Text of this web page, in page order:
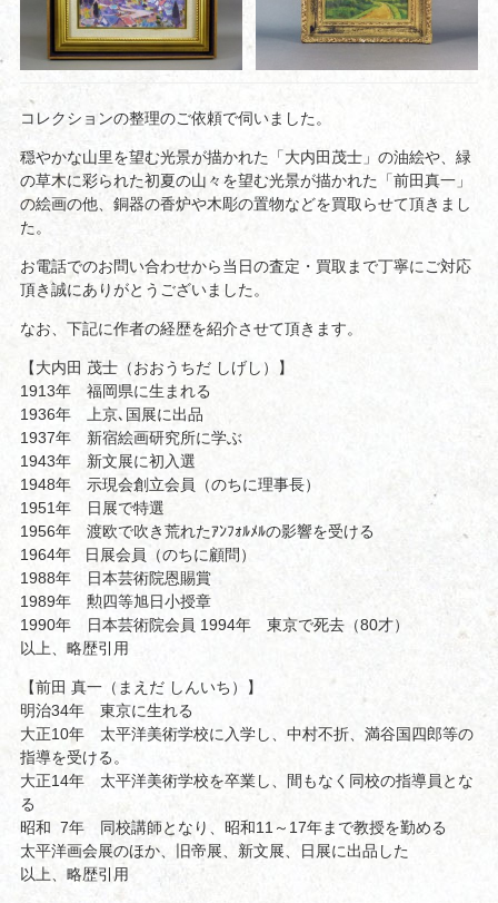
コレクションの整理のご依頼で伺いました。
穏やかな山里を望む光景が描かれた「大内田茂士」の油絵や、緑
の草木に彩られた初夏の山々を望む光景が描かれた「前田真一」
の絵画の他、銅器の香炉や木彫の置物などを買取らせて頂きまし
た。
お電話でのお問い合わせから当日の査定・買取まで丁寧にご対応
頂き誠にありがとうございました。
なお、下記に作者の経歴を紹介させて頂きます。
【大内田 茂士（おおうちだ しげし）】
1913年 福岡県に生まれる
1936年 上京､国展に出品
1937年 新宿絵画研究所に学ぶ
1943年 新文展に初入選
1948年 示現会創立会員（のちに理事長）
1951年 日展で特選
1956年 渡欧で吹き荒れたｱﾝﾌｫﾙﾒﾙの影響を受ける
1964年 日展会員（のちに顧問）
1988年 日本芸術院恩賜賞
1989年 勲四等旭日小授章
1990年 日本芸術院会員 1994年 東京で死去（80才）
以上、略歴引用
【前田 真一（まえだ しんいち）】
明治34年 東京に生れる
大正10年 太平洋美術学校に入学し、中村不折、満谷国四郎等の
指導を受ける。
大正14年 太平洋美術学校を卒業し、間もなく同校の指導員とな
る
昭和 7年 同校講師となり、昭和11～17年まで教授を勤める
太平洋画会展のほか、旧帝展、新文展、日展に出品した
以上、略歴引用